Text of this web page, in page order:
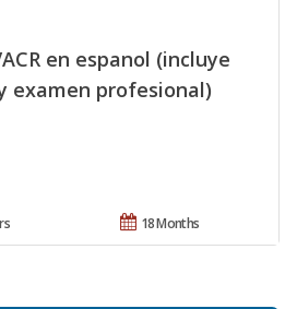
en espanol (incluye
examen profesional)
18 Months